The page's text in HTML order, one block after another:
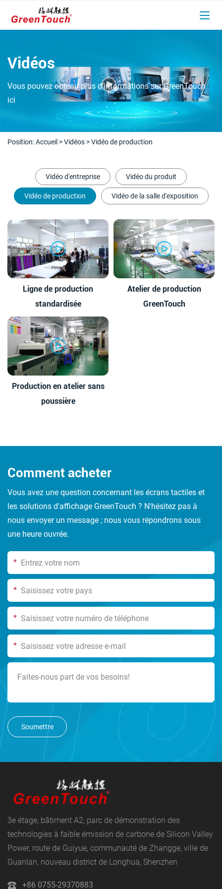
Vidéos
Vous pouvez obtenir plus d’informations sur GreenTouch
ici
Position:Accueil >Vidéos >Vidéo de production
Vidéo d'entreprise Vidéo du produit
Vidéo de production Vidéo de la salle d'exposition
Ligne de production
standardisée
Atelier de production
GreenTouch
Production en atelier sans
poussière
Comment acheter
Vous avez une question concernant les écrans tactiles et
les solutions d'affichage GreenTouch ? N'hésitez pas à
nous envoyer un message ; nous vous répondrons sous
une heure ouvrée.
*
*
*
*
Soumettre
3e étage, bâtiment A2, parc de démonstration des
technologies à faible émission de carbone de Silicon Valley
Power, route de Guiyue, communauté de Zhangge, ville de
Guanlan, nouveau district de Longhua, Shenzhen
+86 0755-29370883